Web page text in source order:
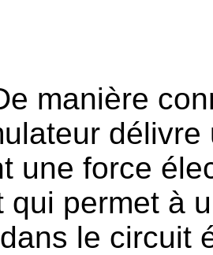
manière
une force
qui permet à
le circuit